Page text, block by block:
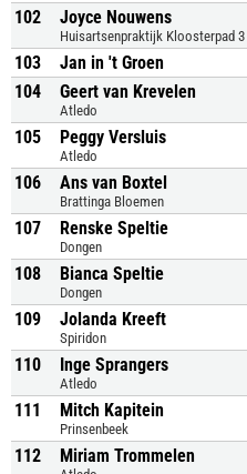
102 Joyce Nouwens
Huisartsenpraktijk Kloosterpad 3
103 Jan in 't Groen
104
Geert van Krevelen
Atledo
105 Peggy Versluis
Atledo
106 Ans van Boxtel
Brattinga Bloemen
107 Renske Speltie
Dongen
108 Bianca Speltie
Dongen
109 Jolanda Kreeft
Spiridon
110 Inge Sprangers
Atledo
111 Mitch Kapitein
Prinsenbeek
112 Miriam Trommelen